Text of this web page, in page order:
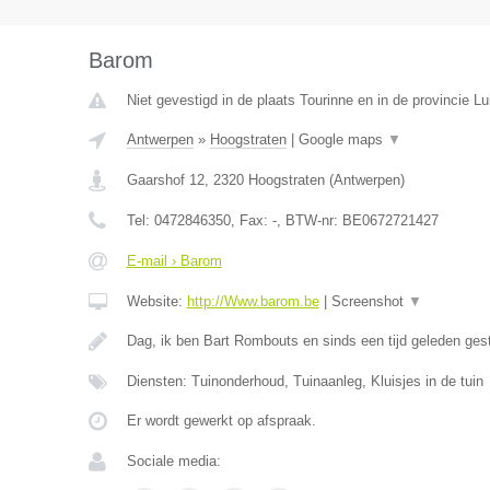
Barom
Niet gevestigd in de plaats Tourinne en in de provincie
Antwerpen» Hoogstraten| Google maps ▼
Gaarshof 12, 2320 Hoogstraten(Antwerpen)
Tel: 0472846350, Fax: -, BTW-nr: BE0672721427
E-mail › Barom
Website: http://Www.barom.be| Screenshot ▼
Dag, ik ben Bart Rombouts en sinds een tijd geleden
Diensten: Tuinonderhoud, Tuinaanleg, Kluisjes in de tuin
Er wordt gewerkt op afspraak.
Sociale media: